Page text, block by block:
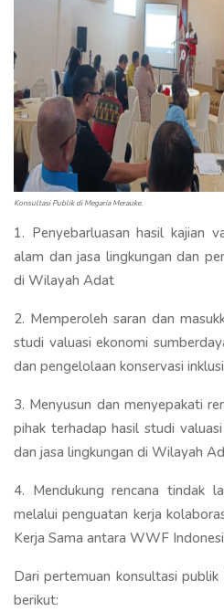
Konsultasi Publik di Megaria Merauke.
1. Penyebarluasan hasil kajian
alam dan jasa lingkungan dan
di Wilayah Adat
2. Memperoleh saran dan
studi valuasi ekonomi
dan pengelolaan konservasi
3. Menyusun dan menyepakati
pihak terhadap hasil studi
dan jasa lingkungan di Wilayah
4. Mendukung rencana tindak
melalui penguatan kerja
Kerja Sama antara WWF
Dari pertemuan konsultasi publik
berikut: